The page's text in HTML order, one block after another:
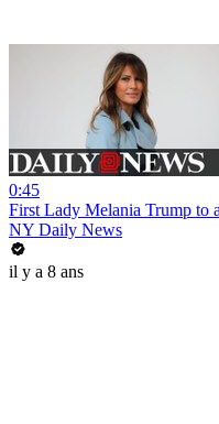
0:45
First Lady Melania Trump to
NY Daily News
il y a 8 ans